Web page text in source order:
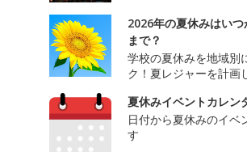
2026年の夏休みはい
まで？
学校の夏休みを地域別
ク！夏レジャーを計画
夏休みイベントカレン
日付から夏休みのイベ
す